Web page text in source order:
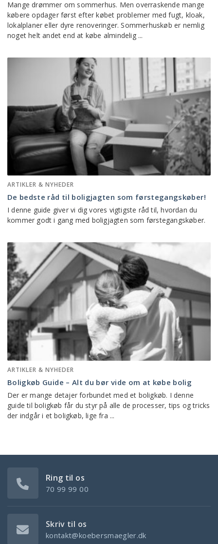
Mange drømmer om sommerhus. Men overraskende mange
købere opdager først efter købet problemer med fugt, kloak,
lokalplaner eller dyre renoveringer. Sommerhuskøb er nemlig
noget helt andet end at købe almindelig ...
ARTIKLER & NYHEDER
De bedste råd til boligjagten som førstegangskøber!
I denne guide giver vi dig vores vigtigste råd til, hvordan du
kommer godt i gang med boligjagten som førstegangskøber.
ARTIKLER & NYHEDER
Boligkøb Guide – Alt du bør vide om at købe bolig
Der er mange detajer forbundet med et boligkøb. I denne
guide til boligkøb får du styr på alle de processer, tips og tricks
der indgår i et boligkøb, lige fra ...
Ring til os
70 99 99 00
Skriv til os
kontakt@koebersmaegler.dk